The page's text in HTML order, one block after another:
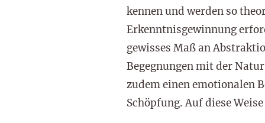
kennen und werden so
Erkenntnisgewinnung
gewisses Maß an
Begegnungen mit der
zudem einen emotionalen
Schöpfung. Auf diese